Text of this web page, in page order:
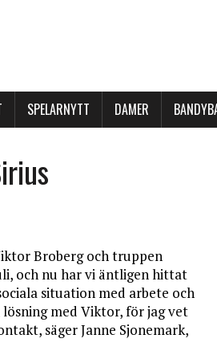
SPELARNYTT DAMER
Broberg och truppen
och nu har vi äntligen hittat
situation med arbete och
med Viktor, för jag vet
säger Janne Sjonemark,